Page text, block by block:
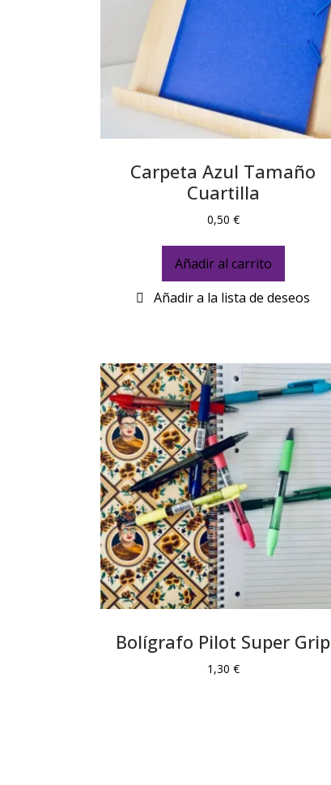
Carpeta Azul Tamaño
Cuartilla
0,50 €
Añadir al carrito
Bolígrafo Pilot Super Grip
1,30 €